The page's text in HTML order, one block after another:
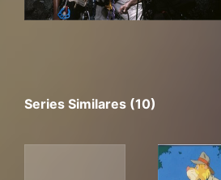
Series Similares (10)